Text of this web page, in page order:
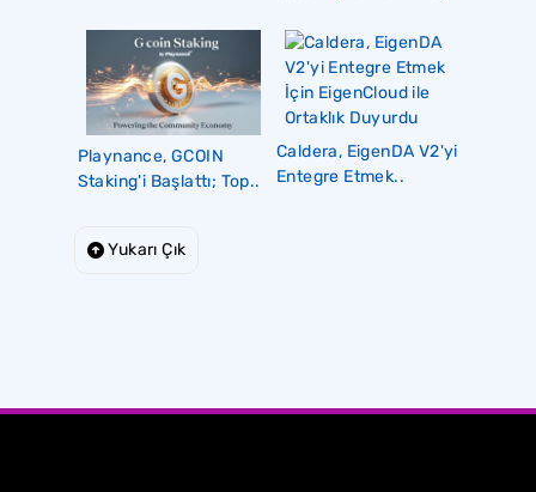
Playnance, GCOIN
Staking'i Başlattı; Top..
Caldera, EigenDA V2'yi
Entegre Etmek..
Yukarı Çık